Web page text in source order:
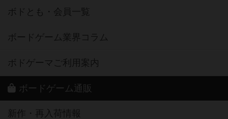
ボドとも・会員一覧
ボードゲーム業界コラム
ボドゲーマご利用案内
ボードゲーム通販
新作・再入荷情報